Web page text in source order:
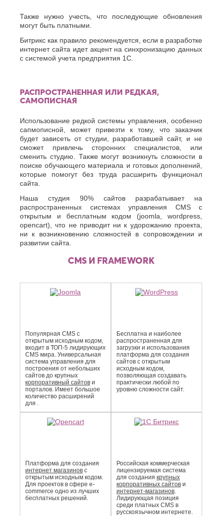
Также нужно учесть, что последующие обновления
могут быть платными.
Битрикс как правило рекомендуется, если в разработке
интернет сайта идет акцент на синхронизацию данных
с системой учета предприятия 1С.
РАСПРОСТРАНЕННАЯ ИЛИ РЕДКАЯ,
САМОПИСНАЯ
Использование редкой системы управления, особенно
сапмописной, может привезти к тому, что заказчик
будет зависеть от студии, разработавшей сайт, и не
сможет привлечь сторонних специалистов, или
сменить студию. Также могут возникнуть сложности в
поиске обучающего материала и готовых дополнений,
которые помогут без труда расширить функционал
сайта.
Наша студия 90% сайтов разрабатывает на
распространенных системах управления CMS с
открытым и бесплатным кодом (joomla, wordpress,
opencart), что не приводит ни к удорожанию проекта,
ни к возникновению сложностей в сопровождении и
развитии сайта.
CMS И FRAMEWORK
Популярная CMS с
открытым исходным кодом,
входит в ТОП-5 лидирующих
CMS мира. Универсальная
система управления для
построения от небольших
сайтов до крупных
корпоративный сайтов и
порталов. Имеет большое
количество расширений
для .
Бесплатна и наиболее
распро­страненная для
загрузки и использования
платформа для создания
сайтов с открытым
исходным кодом,
позволяющая создавать
практически любой по
уровню сложности сайт.
Платформа для создания
интернет магазинов с
открытым исходным кодом.
Для проектов в сфере e-
commerce одно из лучших
бесплатных решений.
Российская коммерческая
лицензируемая система
для создания крупных
корпоративных сайтов и
интернет-магазинов.
Лидирующая позиция
среди платных CMS в
русскоязычном интернете.